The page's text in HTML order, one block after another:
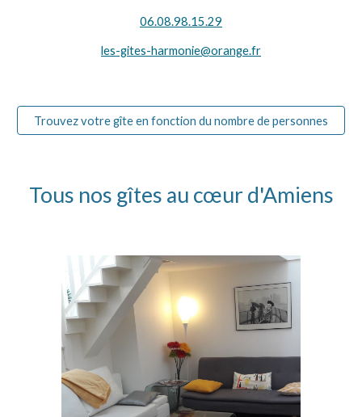
06.08.98.15.29
les-gites-harmonie@orange.fr
Trouvez votre gîte en fonction du nombre de personnes
Tous nos gîtes au cœur d'Amiens